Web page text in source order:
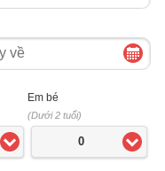
Em bé
(Dưới 2 tuổi)
0